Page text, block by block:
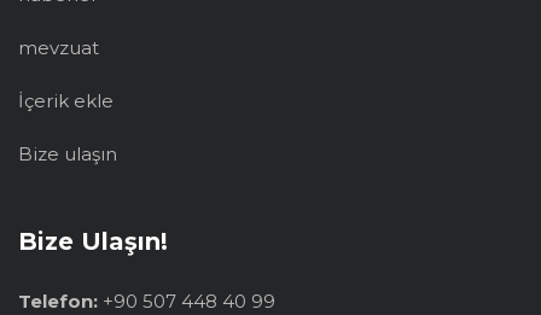
mevzuat
İçerik ekle
Bize ulaşın
Bize Ulaşın!
Telefon: +90 507 448 40 99